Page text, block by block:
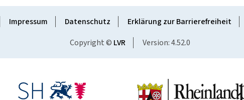
Impressum Datenschutz Erklärung zur Barrierefreiheit
Copyright © LVR Version: 4.52.0